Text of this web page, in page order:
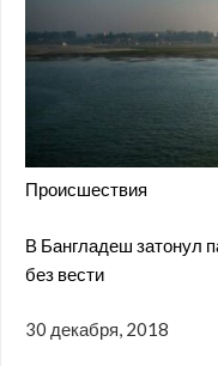
Происшествия
В Бангладеш затонул
без вести
30 декабря, 2018